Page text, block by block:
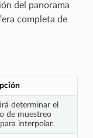
del panorama
completa de
determinar el
de muestreo
interpolar.